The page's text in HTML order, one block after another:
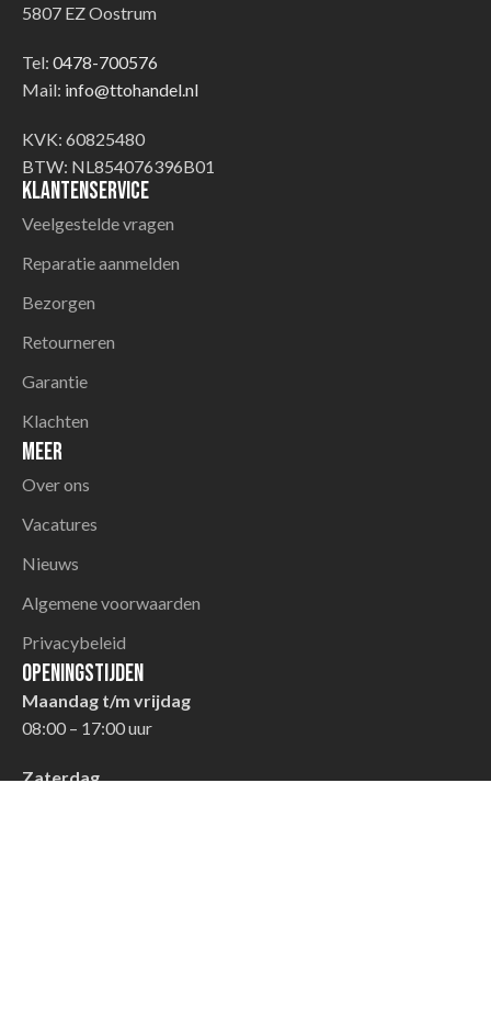
5807 EZ Oostrum
Tel: 0478-700576
Mail: info@ttohandel.nl
KVK: 60825480
BTW: NL854076396B01
Klantenservice
Veelgestelde vragen
Reparatie aanmelden
Bezorgen
Retourneren
Garantie
Klachten
Meer
Over ons
Vacatures
Nieuws
Algemene voorwaarden
Privacybeleid
Openingstijden
Maandag t/m vrijdag
08:00 – 17:00 uur
Zaterdag